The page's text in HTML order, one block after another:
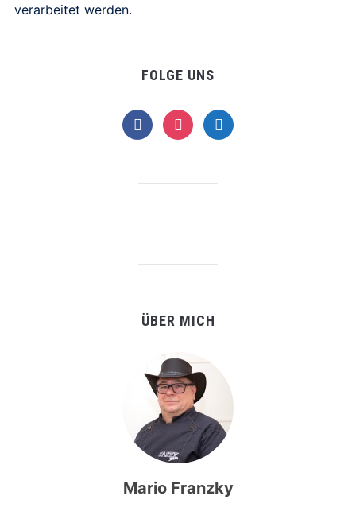
verarbeitet werden.
FOLGE UNS
facebookinstagramtelegram
ÜBER MICH
Mario Franzky